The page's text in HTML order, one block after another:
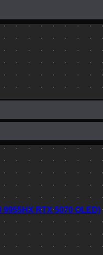
RTX 5070 OLED)